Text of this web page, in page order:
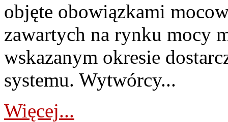
objęte obowiązkami
zawartych na rynku mocy
wskazanym okresie
systemu. Wytwórcy...
Więcej...